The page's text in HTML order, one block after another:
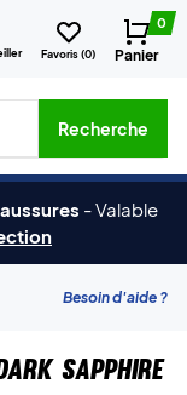
Favoris (0)
0
Panier
etc.
Recherche
-Valable
Besoin d'aide ?
Sapphire